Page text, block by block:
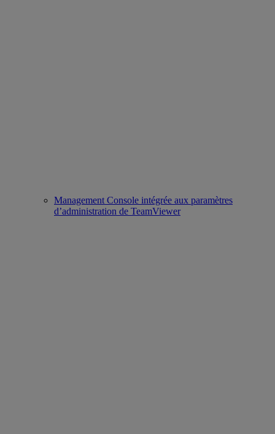
Management Console intégrée aux paramètres
d’administration de TeamViewer